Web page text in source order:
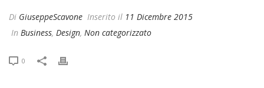
Di GiuseppeScavone Inserito il 11 Dicembre 2015
In Business, Design, Non categorizzato
0